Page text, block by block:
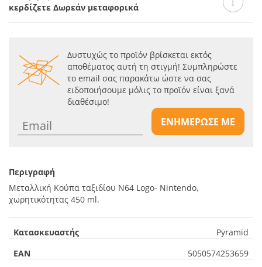
κερδίζετε Δωρεάν μεταφορικά
Δυστυχώς το προϊόν βρίσκεται εκτός
αποθέματος αυτή τη στιγμή! Συμπληρώστε
το email σας παρακάτω ώστε να σας
ειδοποιήσουμε μόλις το προϊόν είναι ξανά
διαθέσιμο!
ΕΝΗΜΕΡΩΣΕ ΜΕ
Περιγραφή
Μεταλλική Κούπα ταξιδίου N64 Logo- Nintendo,
χωρητικότητας 450 ml.
Κατασκευαστής
Pyramid
EAN
5050574253659